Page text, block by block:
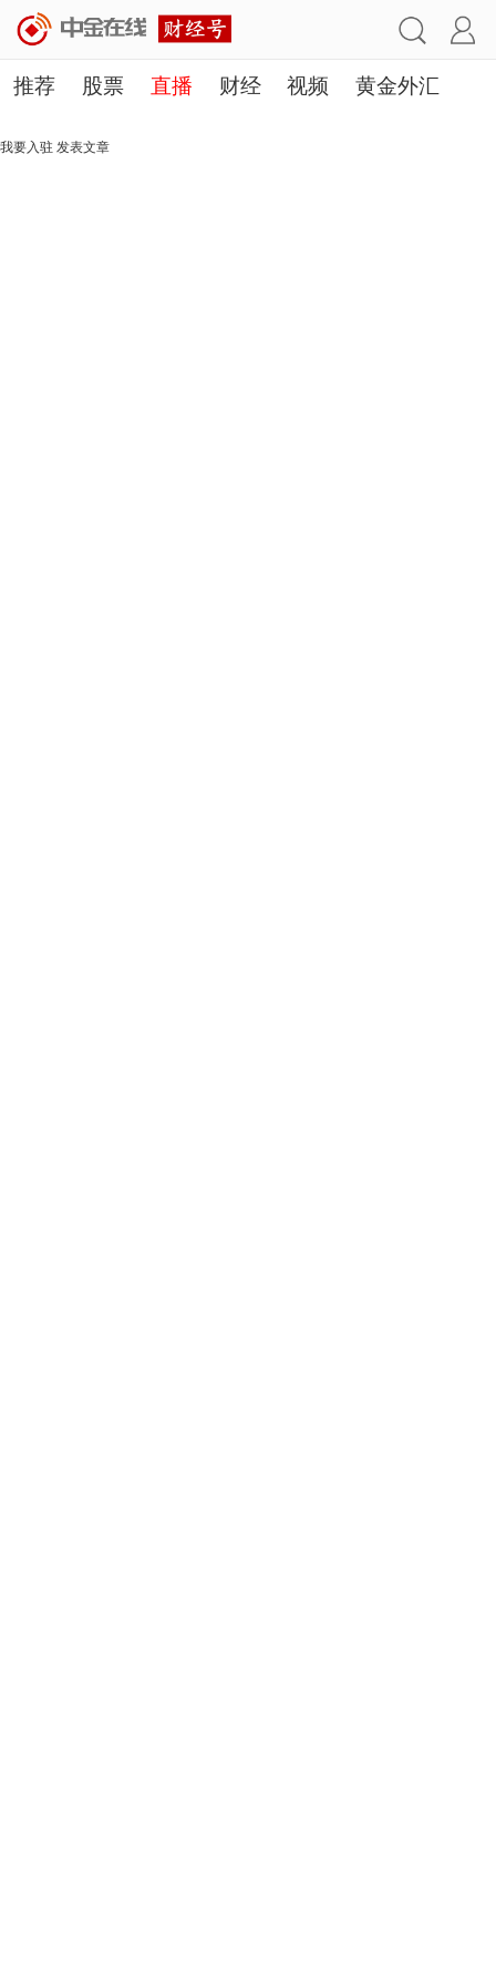
推荐 股票 直播 财经 视频 黄金外汇
理财 行业
我要入驻 发表文章